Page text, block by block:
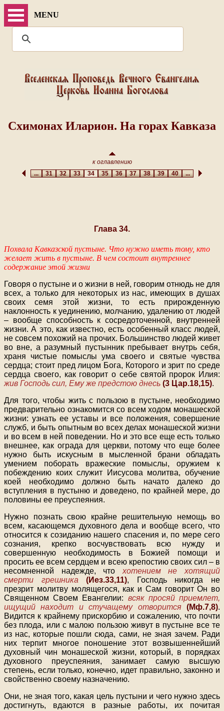
MENU
Схимонах Иларион. На горах Кавказа
к оглавлению
...313233 34 353637383940...
Глава 34.
Похвала Кавказской пустыне. Что нужно иметь тому, кто
желает жить в пустыне. В чем состоит внутреннее
содержание этой жизни
Говоря о пустыне и о жизни в ней, говорим отнюдь не для
всех, а только для некоторых из нас, имеющих в душах
своих семя этой жизни, то есть прирожденную
наклонность к уединению, молчанию, удалению от людей
– вообще способность к сосредоточенной, внутренней
жизни. А это, как известно, есть особенный класс людей,
не совсем похожий на прочих. Большинство людей живет
во вне, а разумный пустынник пребывает внутрь себя,
храня чистые помыслы ума своего и святые чувства
сердца; стоит пред лицом Бога, Которого и зрит по среде
сердца своего, как говорит о себе святой пророк Илия:
жив Господь сил, Ему же предстою днесь (3 Цар.18,15).
Для того, чтобы жить с пользою в пустыне, необходимо
предварительно ознакомится со всем ходом монашеской
жизни: узнать ее уставы и все положения, совершение
служб, и быть опытным во всех делах монашеской жизни
и во всем в ней поведении. Но и это все еще есть только
внешнее, как ограда для церкви, потому что еще более
нужно быть искусным в мысленной брани обладать
умением поборать вражеские помыслы, оружием к
побеждению коих служит Иисусова молитва, обучение
коей необходимо должно быть начато далеко до
вступления в пустыню и доведено, по крайней мере, до
половины ее преуспеяния.
Нужно познать свою крайне решительную немощь во
всем, касающемся духовного дела и вообще всего, что
относится к созиданию нашего спасения и, по мере сего
сознания, крепко восчувствовать всю нужду и
совершенную необходимость в Божией помощи и
просить ее всем сердцем и всею крепостию своих сил – в
несомненной надежде, что хотением не хотящий
смерти грешника(Иез.33,11), Господь никогда не
презрит молитву молящегося, как и Сам говорит Он во
Священном Своем Евангелии: всяк просяй приемлет,
ищущий находит и стучащему отворится (Мф.7,8).
Видится к крайнему прискорбию и сожалению, что почти
без плода, или с малою пользою живут в пустыне все те
из нас, которые пошли сюда, сами, не зная зачем. Ради
них терпит многое поношение этот возвышеннейший
духовный чин монашеской жизни, который, в порядках
духовного преуспеяния, занимает самую высшую
степень, если только, конечно, идет правильно, законно и
свойственно своему назначению.
Они, не зная того, какая цель пустыни и чего нужно здесь
достигнуть, вдаются в разные работы, их почитая